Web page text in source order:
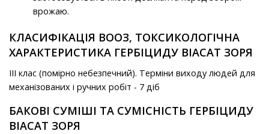
врожаю.
КЛАСИФІКАЦІЯ ВООЗ, ТОКСИКОЛОГІЧНА
ХАРАКТЕРИСТИКА ГЕРБІЦИДУ ВІАСАТ ЗОРЯ
ІII клас (помірно небезпечний). Терміни виходу людей для
механізованих і ручних робіт - 7 діб
БАКОВІ СУМІШІ ТА СУМІСНІСТЬ ГЕРБІЦИДУ
ВІАСАТ ЗОРЯ